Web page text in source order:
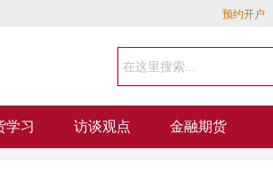
预约开户
学习 访谈观点 金融期货